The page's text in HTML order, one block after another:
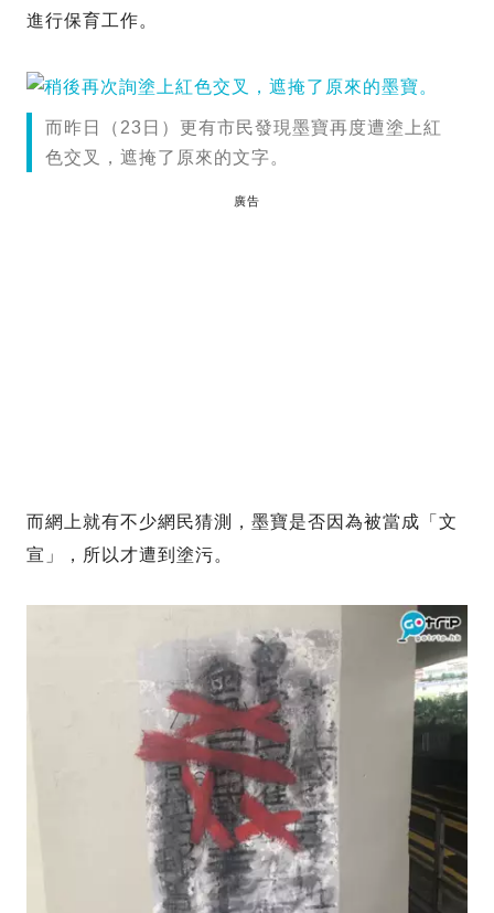
進行保育工作。
而昨日（23日）更有市民發現墨寶再度遭塗上紅
色交叉，遮掩了原來的文字。
廣告
而網上就有不少網民猜測，墨寶是否因為被當成「文
宣」，所以才遭到塗污。